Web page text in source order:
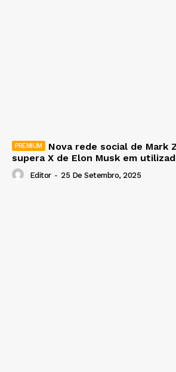
Nova rede social de Mark
supera X de Elon Musk em
Editor - 25 De Setembro, 2025